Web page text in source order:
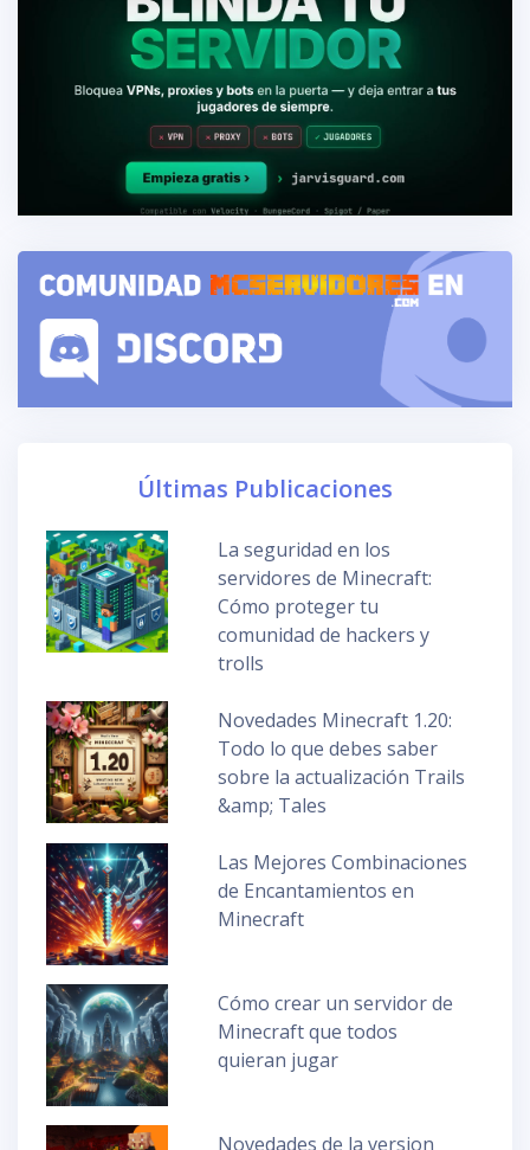
Últimas Publicaciones
La seguridad en los
servidores de Minecraft:
Cómo proteger tu
comunidad de hackers y
trolls
Novedades Minecraft 1.20:
Todo lo que debes saber
sobre la actualización Trails
&amp; Tales
Las Mejores Combinaciones
de Encantamientos en
Minecraft
Cómo crear un servidor de
Minecraft que todos
quieran jugar
Novedades de la version